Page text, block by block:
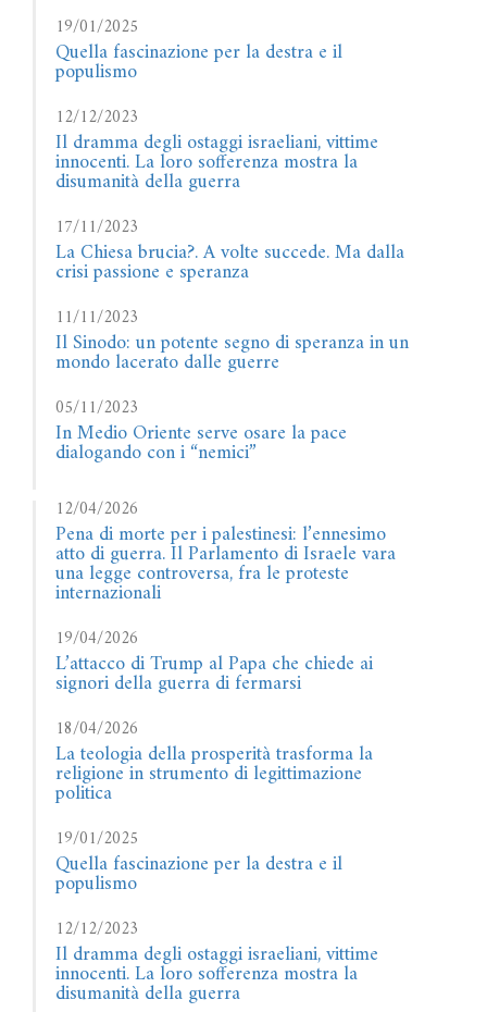
19/01/2025
Quella fascinazione per la destra e il
populismo
12/12/2023
Il dramma degli ostaggi israeliani, vittime
innocenti. La loro sofferenza mostra la
disumanità della guerra
17/11/2023
La Chiesa brucia?. A volte succede. Ma dalla
crisi passione e speranza
11/11/2023
Il Sinodo: un potente segno di speranza in un
mondo lacerato dalle guerre
05/11/2023
In Medio Oriente serve osare la pace
dialogando con i “nemici”
12/04/2026
Pena di morte per i palestinesi: l’ennesimo
atto di guerra. Il Parlamento di Israele vara
una legge controversa, fra le proteste
internazionali
19/04/2026
L’attacco di Trump al Papa che chiede ai
signori della guerra di fermarsi
18/04/2026
La teologia della prosperità trasforma la
religione in strumento di legittimazione
politica
19/01/2025
Quella fascinazione per la destra e il
populismo
12/12/2023
Il dramma degli ostaggi israeliani, vittime
innocenti. La loro sofferenza mostra la
disumanità della guerra